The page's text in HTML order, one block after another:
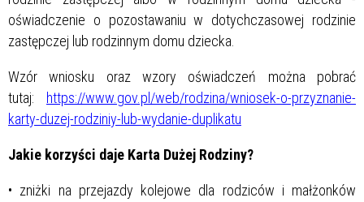
oświadczenie o pozostawaniu w dotychczasowej rodzinie
zastępczej lub rodzinnym domu dziecka.
Wzór wniosku oraz wzory oświadczeń można pobrać
tutaj: https://www.gov.pl/web/rodzina/wniosek-o-przyznanie-
karty-duzej-rodziniy-lub-wydanie-duplikatu
Jakie korzyści daje Karta Dużej Rodziny?
• zniżki na przejazdy kolejowe dla rodziców i małżonków